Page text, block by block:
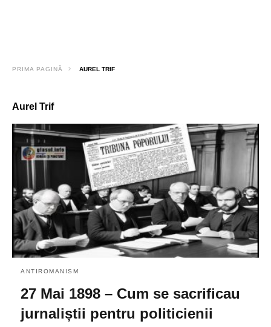
PRIMA PAGINĂ AUREL TRIF
Aurel Trif
ANTIROMANISM
27 Mai 1898 – Cum se sacrificau
jurnaliștii pentru politicienii